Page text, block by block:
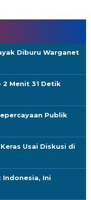
Diburu Warganet
Menit 31 Detik
Publik
Usai Diskusi di
Ini